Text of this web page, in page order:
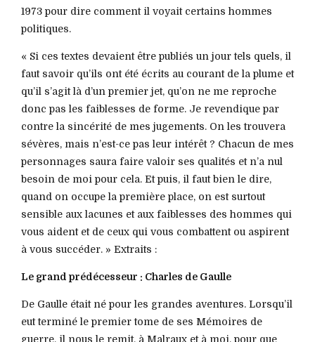
1973 pour dire comment il voyait certains hommes
politiques.
« Si ces textes devaient être publiés un jour tels quels, il
faut savoir qu’ils ont été écrits au courant de la plume et
qu’il s’agit là d’un premier jet, qu’on ne me reproche
donc pas les faiblesses de forme. Je revendique par
contre la sincérité de mes jugements. On les trouvera
sévères, mais n’est-ce pas leur intérêt ? Chacun de mes
personnages saura faire valoir ses qualités et n’a nul
besoin de moi pour cela. Et puis, il faut bien le dire,
quand on occupe la première place, on est surtout
sensible aux lacunes et aux faiblesses des hommes qui
vous aident et de ceux qui vous combattent ou aspirent
à vous succéder. » Extraits :
Le grand prédécesseur : Charles de Gaulle
De Gaulle était né pour les grandes aventures. Lorsqu’il
eut terminé le premier tome de ses Mémoires de
guerre, il nous le remit, à Malraux et à moi, pour que